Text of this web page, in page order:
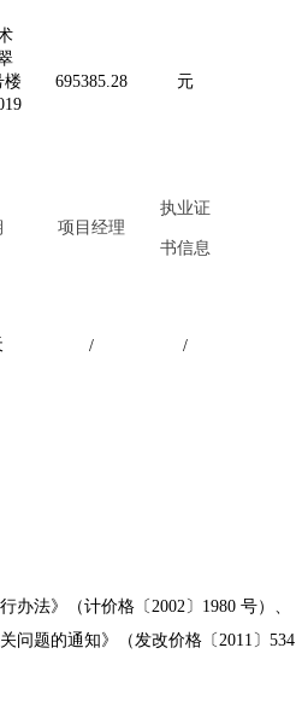
楼
695385.28 元
项目经理
执业证
书信息
/ /
办法》（计价格〔 2002〕1980 号）
问题的通知》（发改价格〔2011〕